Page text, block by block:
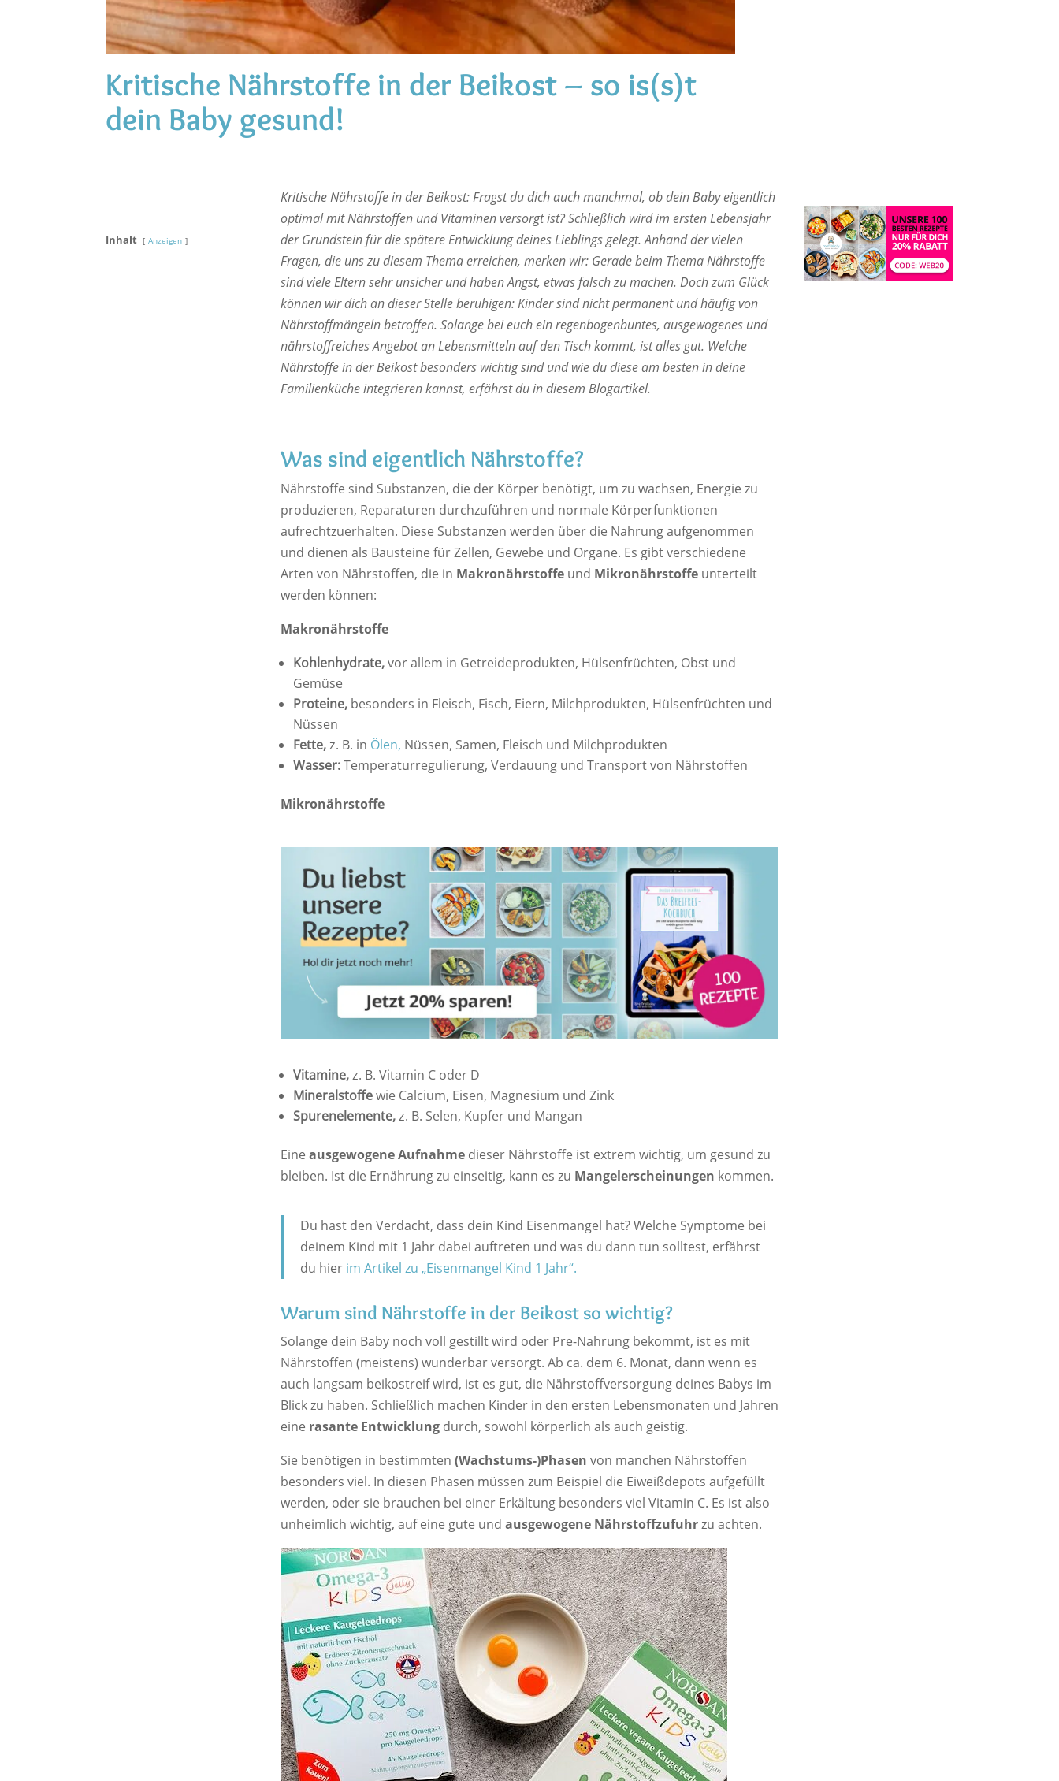
Kritische Nährstoffe in der Beikost – so is(s)t
dein Baby gesund!
Inhalt Anzeigen
Kritische Nährstoffe in der Beikost: Fragst du dich auch manchmal, ob dein Baby eigentlich
optimal mit Nährstoffen und Vitaminen versorgt ist? Schließlich wird im ersten Lebensjahr
der Grundstein für die spätere Entwicklung deines Lieblings gelegt. Anhand der vielen
Fragen, die uns zu diesem Thema erreichen, merken wir: Gerade beim Thema Nährstoffe
sind viele Eltern sehr unsicher und haben Angst, etwas falsch zu machen. Doch zum Glück
können wir dich an dieser Stelle beruhigen: Kinder sind nicht permanent und häufig von
Nährstoffmängeln betroffen. Solange bei euch ein regenbogenbuntes, ausgewogenes und
nährstoffreiches Angebot an Lebensmitteln auf den Tisch kommt, ist alles gut. Welche
Nährstoffe in der Beikost besonders wichtig sind und wie du diese am besten in deine
Familienküche integrieren kannst, erfährst du in diesem Blogartikel.
Was sind eigentlich Nährstoffe?
Nährstoffe sind Substanzen, die der Körper benötigt, um zu wachsen, Energie zu
produzieren, Reparaturen durchzuführen und normale Körperfunktionen
aufrechtzuerhalten. Diese Substanzen werden über die Nahrung aufgenommen
und dienen als Bausteine für Zellen, Gewebe und Organe. Es gibt verschiedene
Arten von Nährstoffen, die in Makronährstoffeund Mikronährstoffeunterteilt
werden können:
Makronährstoffe
Kohlenhydrate,vor allem in Getreideprodukten, Hülsenfrüchten, Obst und
Gemüse
Proteine,besonders in Fleisch, Fisch, Eiern, Milchprodukten, Hülsenfrüchten und
Nüssen
Fette,z. B. in Ölen, Nüssen, Samen, Fleisch und Milchprodukten
Wasser:Temperaturregulierung, Verdauung und Transport von Nährstoffen
Mikronährstoffe
Vitamine,z. B. Vitamin C oder D
Mineralstoffewie Calcium, Eisen, Magnesium und Zink
Spurenelemente,z. B. Selen, Kupfer und Mangan
Eine ausgewogene Aufnahmedieser Nährstoffe ist extrem wichtig, um gesund zu
bleiben. Ist die Ernährung zu einseitig, kann es zu Mangelerscheinungen kommen.
Du hast den Verdacht, dass dein Kind Eisenmangel hat? Welche Symptome bei
deinem Kind mit 1 Jahr dabei auftreten und was du dann tun solltest, erfährst
du hier im Artikel zu „Eisenmangel Kind 1 Jahr“.
Warum sind Nährstoffe in der Beikost so wichtig?
Solange dein Baby noch voll gestillt wird oder Pre-Nahrung bekommt, ist es mit
Nährstoffen (meistens) wunderbar versorgt. Ab ca. dem 6. Monat, dann wenn es
auch langsam beikostreif wird, ist es gut, die Nährstoffversorgung deines Babys im
Blick zu haben. Schließlich machen Kinder in den ersten Lebensmonaten und Jahren
eine rasante Entwicklungdurch, sowohl körperlich als auch geistig.
Sie benötigen in bestimmten (Wachstums-)Phasen von manchen Nährstoffen
besonders viel. In diesen Phasen müssen zum Beispiel die Eiweißdepots aufgefüllt
werden, oder sie brauchen bei einer Erkältung besonders viel Vitamin C. Es ist also
unheimlich wichtig, auf eine gute und ausgewogene Nährstoffzufuhrzu achten.